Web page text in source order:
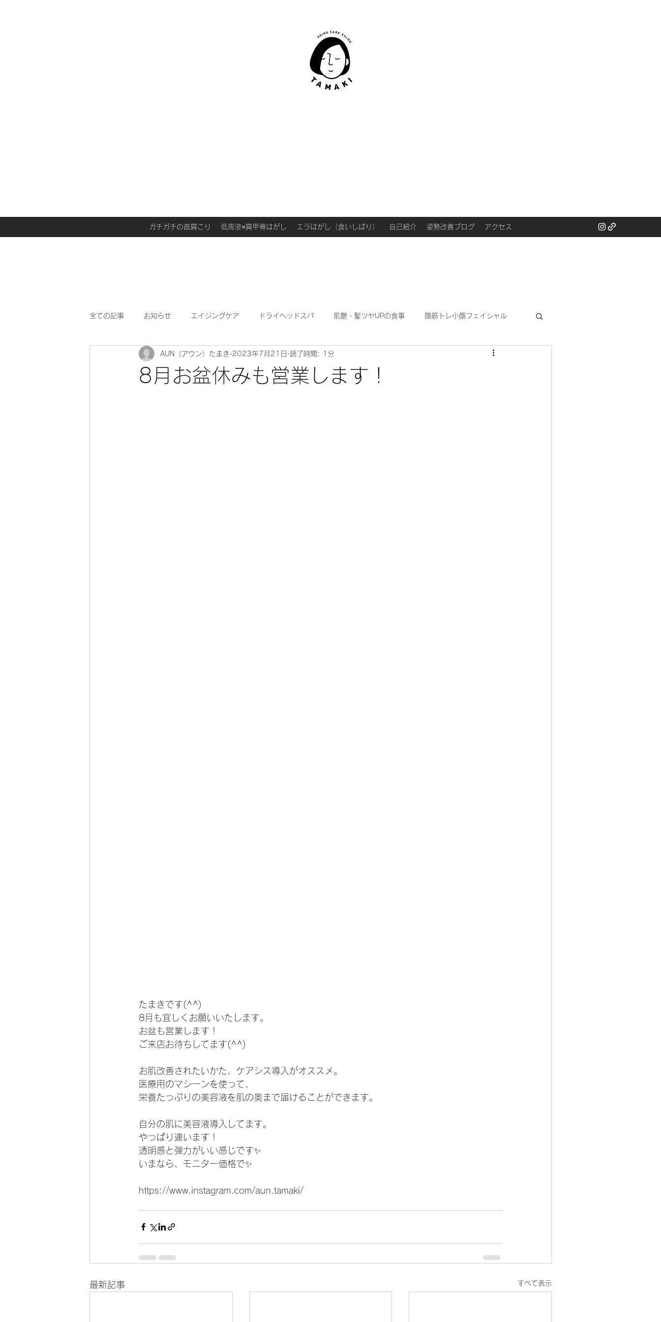
ガチガチの首肩こり 低周波×肩甲骨はがし エラはがし（食いしばり） 自己紹介 姿勢改善ブログ アクセス
全ての記事 お知らせ エイジングケア ドライヘッドスパ 肌艶・髪ツヤUPの食事 顔筋トレ小顔フェイシャル
最近、興味があること わたしが勉強になった本 ハーブフェイシャル
8月お盆休みも営業します！
AUN（アウン）たまき 2023年7月21日 読了時間: 1分
たまきです(^^)
8月も宜しくお願いいたします。
お盆も営業します！
ご来店お待ちしてます(^^)
お肌改善されたいかた、ケアシス導入がオススメ。
医療用のマシーンを使って、
栄養たっぷりの美容液を肌の奥まで届けることができます。
自分の肌に美容液導入してます。
やっぱり違います！
透明感と弾力がいい感じです✨
いまなら、モニター価格で✨
https://www.instagram.com/aun.tamaki/
最新記事 すべて表示